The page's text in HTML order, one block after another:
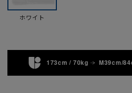
ホワイト
173cm / 70kg M39cm/